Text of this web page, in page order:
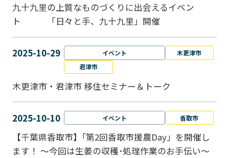
九十九里の上質なものづくりに出会えるイベン
ト 「日々と手、九十九里」開催
2025-10-29 イベント
木更津市
君津市
木更津市・君津市 移住セミナー＆トーク
2025-10-10 イベント 香取市
【千葉県香取市】｢第2回香取市援農Day」を開催し
ます！ ～今回は生姜の収穫･処理作業のお手伝い～